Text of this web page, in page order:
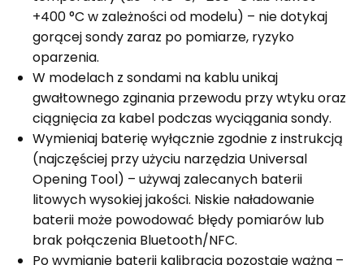
+400 °C w zależności od modelu) – nie dotykaj
gorącej sondy zaraz po pomiarze, ryzyko
oparzenia.
W modelach z sondami na kablu unikaj
gwałtownego zginania przewodu przy wtyku oraz
ciągnięcia za kabel podczas wyciągania sondy.
Wymieniaj baterię wyłącznie zgodnie z instrukcją
(najczęściej przy użyciu narzędzia Universal
Opening Tool) – używaj zalecanych baterii
litowych wysokiej jakości. Niskie naładowanie
baterii może powodować błędy pomiarów lub
brak połączenia Bluetooth/NFC.
Po wymianie baterii kalibracja pozostaje ważna –